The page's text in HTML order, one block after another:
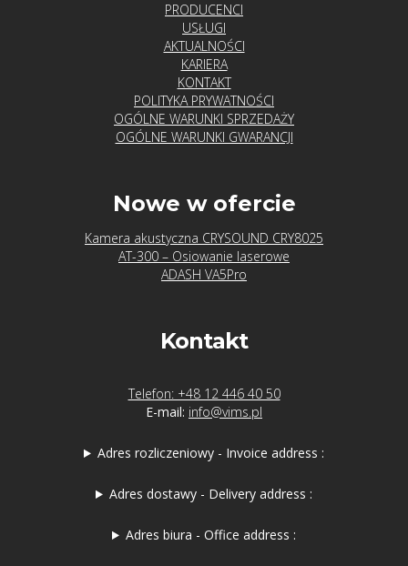
PRODUCENCI
USŁUGI
AKTUALNOŚCI
KARIERA
KONTAKT
POLITYKA PRYWATNOŚCI
OGÓLNE WARUNKI SPRZEDAŻY
OGÓLNE WARUNKI GWARANCJI
Nowe w ofercie
Kamera akustyczna CRYSOUND CRY8025
AT-300 – Osiowanie laserowe
ADASH VA5Pro
Kontakt
Telefon: +48 12 446 40 50
E-mail: info@vims.pl
Adres rozliczeniowy - Invoice address :
Adres dostawy - Delivery address :
Adres biura - Office address :